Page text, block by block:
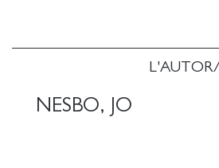
NESBO, JO
Se llama Roy, es experto en
gasolinera del pueblo y en cada
Su vida gris se reabre con la
hermano pequeño.